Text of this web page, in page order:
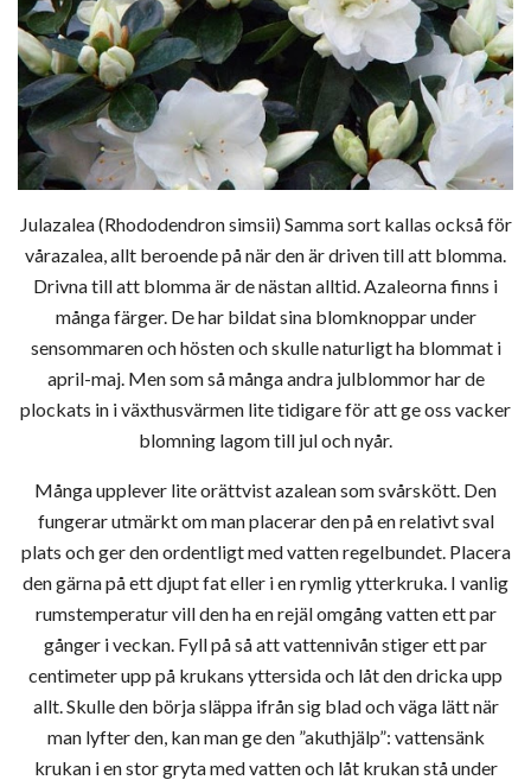
Julazalea (Rhododendron simsii) Samma sort kallas också för
vårazalea, allt beroende på när den är driven till att blomma.
Drivna till att blomma är de nästan alltid. Azaleorna finns i
många färger. De har bildat sina blomknoppar under
sensommaren och hösten och skulle naturligt ha blommat i
april-maj. Men som så många andra julblommor har de
plockats in i växthusvärmen lite tidigare för att ge oss vacker
blomning lagom till jul och nyår.
Många upplever lite orättvist azalean som svårskött. Den
fungerar utmärkt om man placerar den på en relativt sval
plats och ger den ordentligt med vatten regelbundet. Placera
den gärna på ett djupt fat eller i en rymlig ytterkruka. I vanlig
rumstemperatur vill den ha en rejäl omgång vatten ett par
gånger i veckan. Fyll på så att vattennivån stiger ett par
centimeter upp på krukans yttersida och låt den dricka upp
allt. Skulle den börja släppa ifrån sig blad och väga lätt när
man lyfter den, kan man ge den ”akuthjälp”: vattensänk
krukan i en stor gryta med vatten och låt krukan stå under